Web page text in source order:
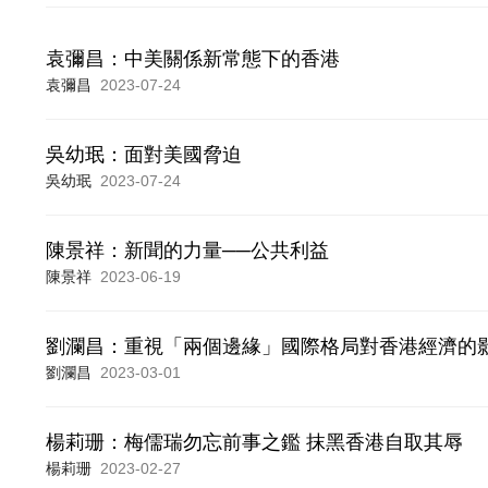
袁彌昌：中美關係新常態下的香港
袁彌昌 2023-07-24
吳幼珉：面對美國脅迫
吳幼珉 2023-07-24
陳景祥：新聞的力量──公共利益
陳景祥 2023-06-19
劉瀾昌：重視「兩個邊緣」國際格局對香港經濟的
劉瀾昌 2023-03-01
楊莉珊：梅儒瑞勿忘前事之鑑 抹黑香港自取其辱
楊莉珊 2023-02-27